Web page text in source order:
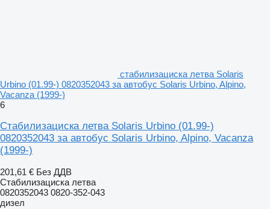
стабилизациска летва Solaris
Urbino (01.99-) 0820352043 за автобус Solaris Urbino, Alpino,
Vacanza (1999-)
6
Стабилизациска летва Solaris Urbino (01.99-)
0820352043 за автобус Solaris Urbino, Alpino, Vacanza
(1999-)
201,61 € Без ДДВ
Стабилизациска летва
0820352043 0820-352-043
дизел